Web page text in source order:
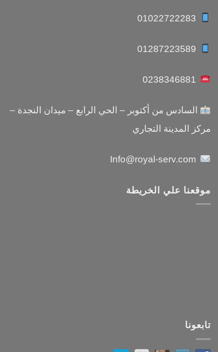
01022722283
01287223589
0238346881
السادس من أكتوبر – الحي الرابع – ميدان النجدة –
مركز المدينة التجاري
Info@royal-serv.com
موقعنا علي الخريطة
تابعونا